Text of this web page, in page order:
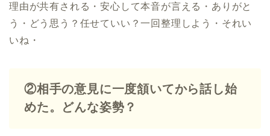
理由が共有される・安心して本音が言える・ありがと
う・どう思う？任せていい？一回整理しよう・それい
いね・
②相手の意見に一度頷いてから話し始
めた。どんな姿勢？